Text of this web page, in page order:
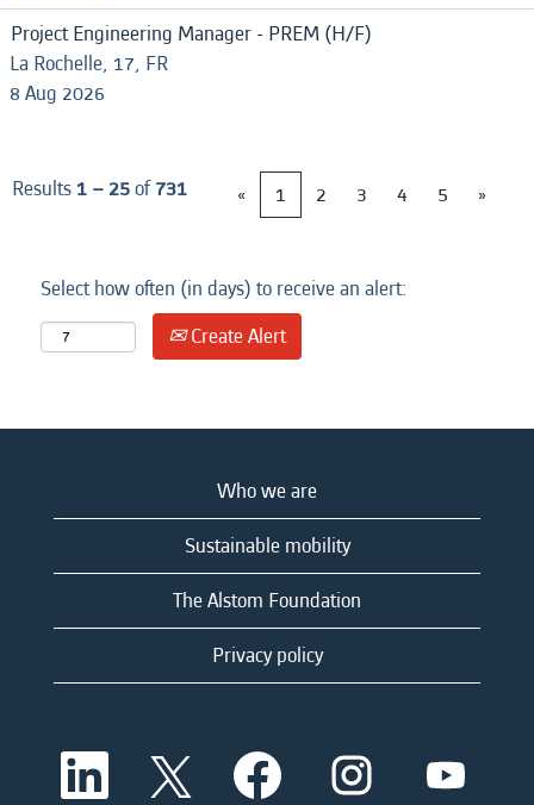
Project Engineering Manager - PREM (H/F)
La Rochelle, 17, FR
8 Aug 2026
Results1 – 25of731 « 1 2 3 4 5 »
Select how often (in days) to receive an alert:
Create Alert
Who we are
Sustainable mobility
The Alstom Foundation
Privacy policy
O
e
O
p
O
p
e
O
p
O